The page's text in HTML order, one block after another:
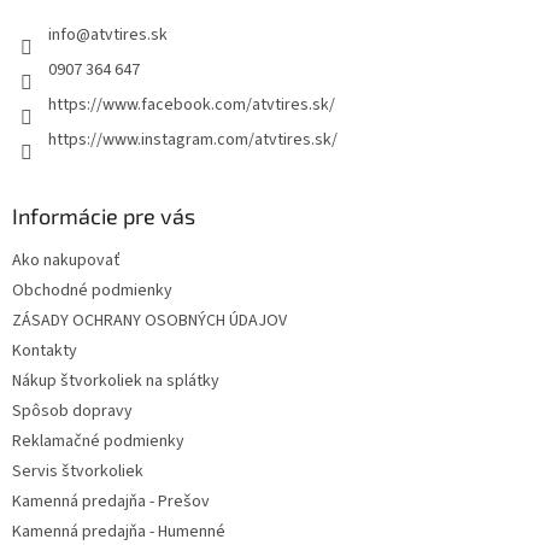
info@atvtires.sk
0907 364 647
https://www.facebook.com/atvtires.sk/
https://www.instagram.com/atvtires.sk/
Informácie pre vás
Ako nakupovať
Obchodné podmienky
ZÁSADY OCHRANY OSOBNÝCH ÚDAJOV
Kontakty
Nákup štvorkoliek na splátky
Spôsob dopravy
Reklamačné podmienky
Servis štvorkoliek
Kamenná predajňa - Prešov
Kamenná predajňa - Humenné